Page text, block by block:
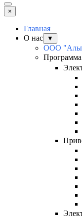
×
Главная
О нас
▼
ООО
Программа